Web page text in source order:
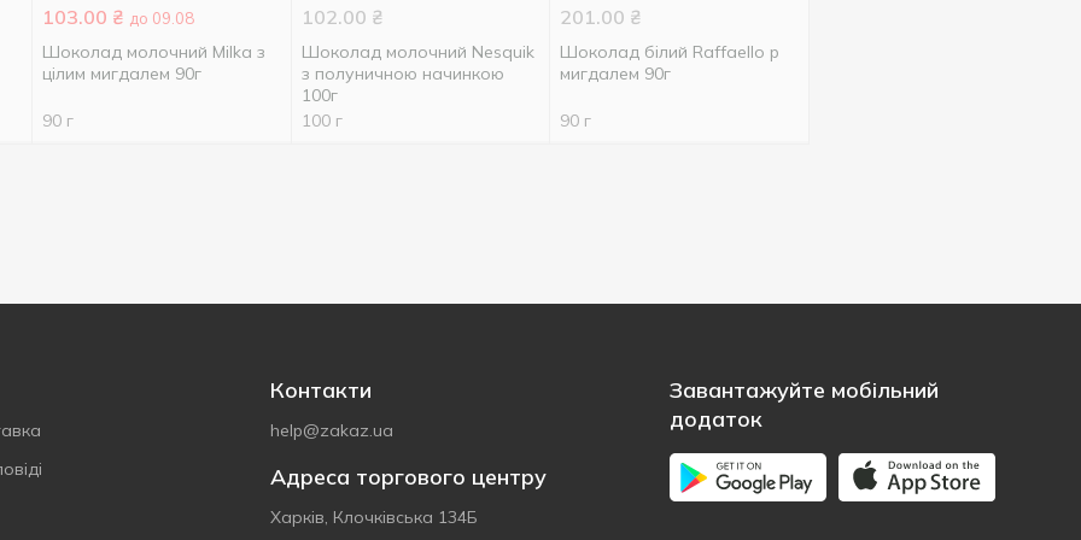
103.00 ₴ до 09.08
Шоколад молочний Milka з
цілим мигдалем 90г
90 г
102.00 ₴
Шоколад молочний Nesquik
з полуничною начинкою
100г
100 г
201.00 ₴
Шоколад білий Raffaello p
мигдалем 90г
90 г
Контакти
help@zakaz.ua
Адреса торгового центру
Харків, Клочківська 134Б
Завантажуйте мобільний
додаток